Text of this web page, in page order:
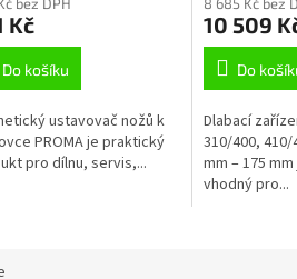
Kč
Do košíku
ustavovač nožů k
PROMA je praktický
pro dílnu, servis,...
10 509
Do
Dlabací
310/400, 410/
mm – 175
vhodný pro...